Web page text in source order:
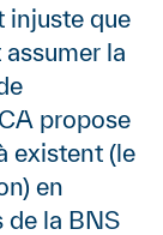
injuste que
la
propose
existent (le
en
de la BNS